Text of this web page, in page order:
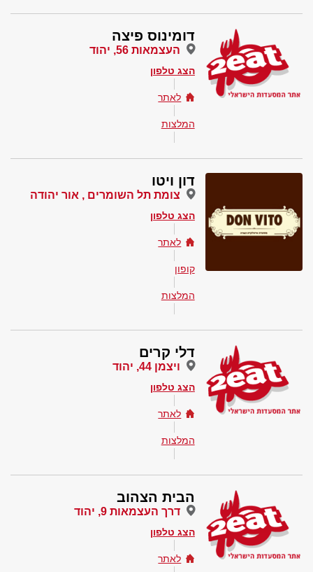
דומינוס פיצה
העצמאות 56, יהוד
הצג טלפון
לאתר
המלצות
דון ויטו
צומת תל השומרים , אור יהודה
הצג טלפון
לאתר
קופון
המלצות
דלי קרים
ויצמן 44, יהוד
הצג טלפון
לאתר
המלצות
הבית הצהוב
דרך העצמאות 9, יהוד
הצג טלפון
לאתר